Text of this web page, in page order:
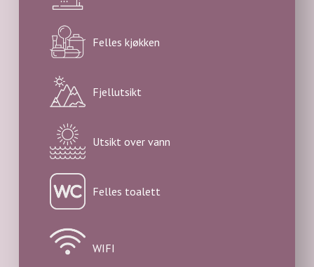
Felles kjøkken
Fjellutsikt
Utsikt over vann
Felles toalett
WIFI